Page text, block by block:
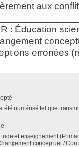
aux
: Éducation
erronées
été numérisé tel que
et enseignement
conceptuel /